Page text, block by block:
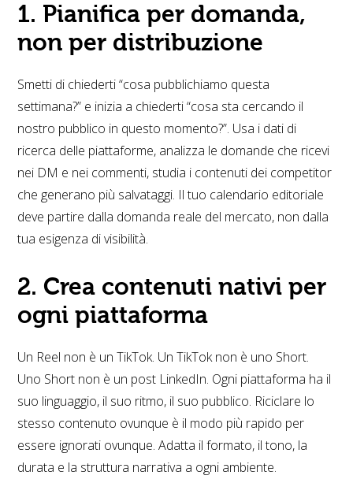
1. Pianifica per domanda,
non per distribuzione
Smetti di chiederti “cosa pubblichiamo questa
settimana?” e inizia a chiederti “cosa sta cercando il
nostro pubblico in questo momento?”. Usa i dati di
ricerca delle piattaforme, analizza le domande che ricevi
nei DM e nei commenti, studia i contenuti dei competitor
che generano più salvataggi. Il tuo calendario editoriale
deve partire dalla domanda reale del mercato, non dalla
tua esigenza di visibilità.
2. Crea contenuti nativi per
ogni piattaforma
Un Reel non è un TikTok. Un TikTok non è uno Short.
Uno Short non è un post LinkedIn. Ogni piattaforma ha il
suo linguaggio, il suo ritmo, il suo pubblico. Riciclare lo
stesso contenuto ovunque è il modo più rapido per
essere ignorati ovunque. Adatta il formato, il tono, la
durata e la struttura narrativa a ogni ambiente.